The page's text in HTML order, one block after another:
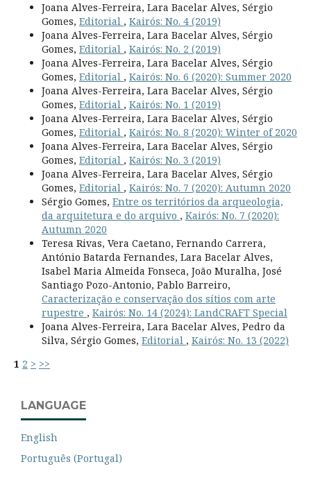
Joana Alves-Ferreira, Lara Bacelar Alves, Sérgio
Gomes, Editorial , Kairós: No. 4 (2019)
Joana Alves-Ferreira, Lara Bacelar Alves, Sérgio
Gomes, Editorial , Kairós: No. 2 (2019)
Joana Alves-Ferreira, Lara Bacelar Alves, Sérgio
Gomes, Editorial , Kairós: No. 6 (2020): Summer 2020
Joana Alves-Ferreira, Lara Bacelar Alves, Sérgio
Gomes, Editorial , Kairós: No. 1 (2019)
Joana Alves-Ferreira, Lara Bacelar Alves, Sérgio
Gomes, Editorial , Kairós: No. 8 (2020): Winter of 2020
Joana Alves-Ferreira, Lara Bacelar Alves, Sérgio
Gomes, Editorial , Kairós: No. 3 (2019)
Joana Alves-Ferreira, Lara Bacelar Alves, Sérgio
Gomes, Editorial , Kairós: No. 7 (2020): Autumn 2020
Sérgio Gomes, Entre os territórios da arqueologia,
da arquitetura e do arquivo , Kairós: No. 7 (2020):
Autumn 2020
Teresa Rivas, Vera Caetano, Fernando Carrera,
António Batarda Fernandes, Lara Bacelar Alves,
Isabel Maria Almeida Fonseca, João Muralha, José
Santiago Pozo-Antonio, Pablo Barreiro,
Caracterização e conservação dos sítios com arte
rupestre , Kairós: No. 14 (2024): LandCRAFT Special
Joana Alves-Ferreira, Lara Bacelar Alves, Pedro da
Silva, Sérgio Gomes, Editorial , Kairós: No. 13 (2022)
1 2 > >>
LANGUAGE
English
Português (Portugal)